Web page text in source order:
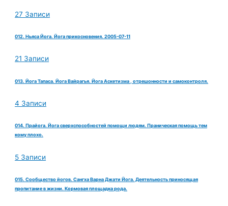
27 Записи
012. Ньяса Йога. Йога прикосновения. 2005-07-11
21 Записи
013. Йога Тапаса. Йога Вайрагья. Йога Аскетизма , отрешонности и самоконтроля.
4 Записи
014. Прайога. Йога сверхспособностей помощи людям. Праническая помощь тем
кому плохо.
5 Записи
015. Сообщество йогов. Сангха Варна Джати Йога. Деятельность приносящая
пропитание в жизни. Кормовая площадка рода.